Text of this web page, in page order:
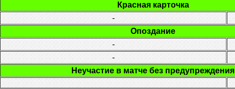
Красная карточка
-
Опоздание
-
-
Неучастие в матче без предупреждения